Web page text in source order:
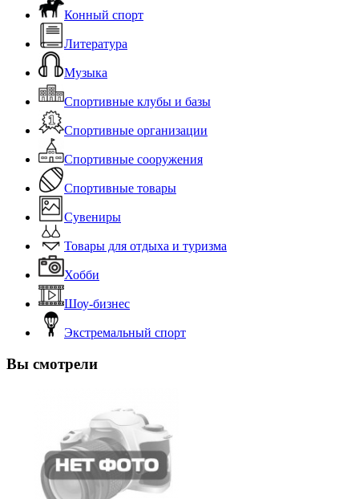
Конный спорт
Литература
Музыка
Спортивные клубы и базы
Спортивные организации
Спортивные сооружения
Спортивные товары
Сувениры
Товары для отдыха и туризма
Хобби
Шоу-бизнес
Экстремальный спорт
Вы смотрели